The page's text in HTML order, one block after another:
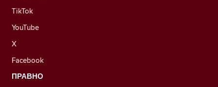
TikTok
YouTube
X
Facebook
ПРАВНО